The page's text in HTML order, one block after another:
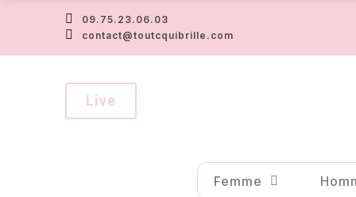
09.75.23.06.03
contact@toutcquibrille.com
Live
Femme